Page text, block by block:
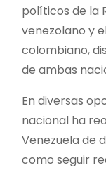
políticos de la
venezolano y
colombiano,
de ambas
En diversas
nacional ha
Venezuela de
como seguir